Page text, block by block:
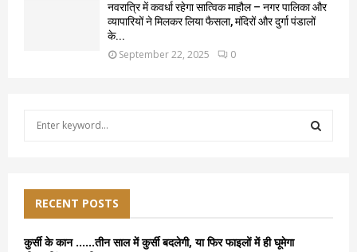
नवरात्रि में कवर्धा रहेगा सात्विक माहौल – नगर पालिका और
व्यापारियों ने मिलकर लिया फैसला, मंदिरों और दुर्गा पंडालों
के...
September 22, 2025 0
f
o
RECENT POSTS
कुर्सी के कान ……तीन साल में कुर्सी बदलेगी, या फिर फाइलों में ही घूमेगा